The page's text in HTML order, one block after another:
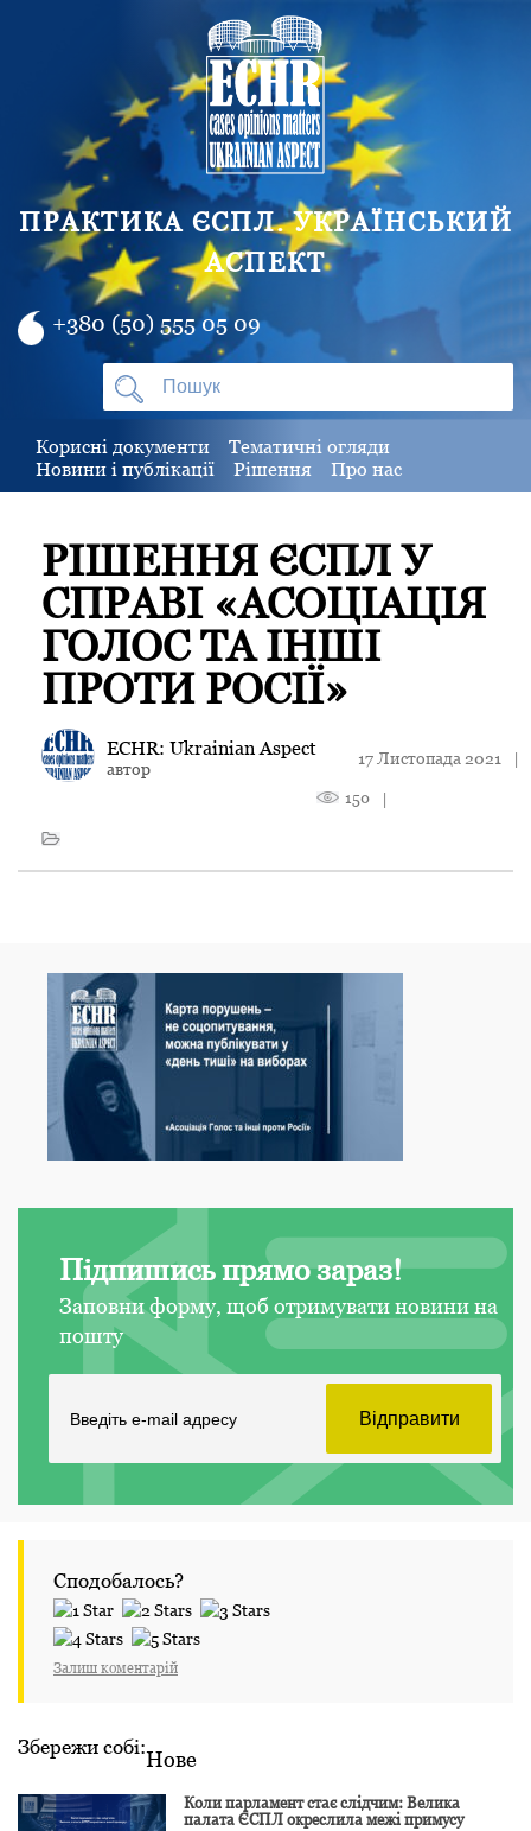
ПРАКТИКА ЄСПЛ. УКРАЇНСЬКИЙ
АСПЕКТ
+380 (50) 555 05 09
Корисні документи
Тематичні огляди
Новини і публікації
Рішення Про нас
РІШЕННЯ ЄСПЛ У
СПРАВІ «АСОЦІАЦІЯ
ГОЛОС ТА ІНШІ
ПРОТИ РОСІЇ»
ECHR: Ukrainian Aspect
автор
17 Листопада 2021 |
150 |
Підпишись прямо зараз!
Заповни форму, щоб отримувати новини на
пошту
Сподобалось?
Залиш коментарій
Збережи собі:Нове
Коли парламент стає слідчим: Велика
палата ЄСПЛ окреслила межі примусу